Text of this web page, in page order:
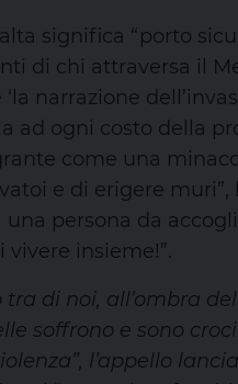
significa “porto
di chi attraversa il
narrazione
ad ogni costo della
come una
e di erigere muri”,
persona da
vivere insieme!”.
di noi, all’ombra
soffrono e sono
l’appello